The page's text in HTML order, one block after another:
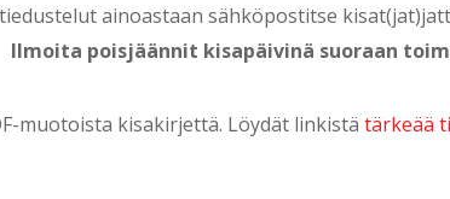
ainoastaan sähköpostitse
Ilmoita poisjäännit kisapäivinä suoraan
muotoista kisakirjettä. Löydät linkistä tärkeää